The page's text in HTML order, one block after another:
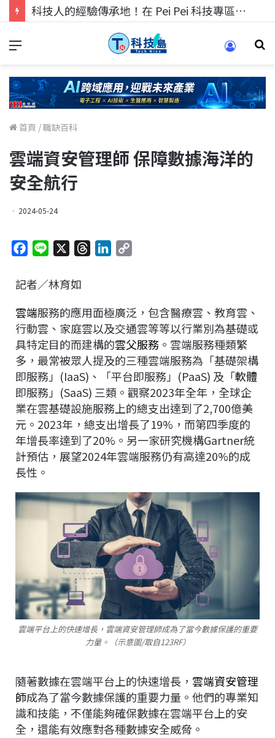
科技人的經驗傳承地！在 Pei Pei 科技專區，與學弟妹交流最硬核的技術
首頁 /職缺百科
雲端資安管理師 保障數據海洋的
安全航行
2024-05-24
c
b
o
o
k
n
a
d
s
e
d
I
n
L
i
n
k
記者／林育如
雲端服務的應用面極廣泛，包含醫療雲、教育雲、
行動雲、家庭雲以及交通雲等等以行業別為基礎或
具特定目的而建構的雲父服務 。雲端服務種類繁
多，最常被眾人提及的三種雲端服務為「基礎架構
即服務」(IaaS)、「平台即服務」(PaaS) 及「軟體
即服務」(SaaS) 三類。觀察2023年全年，全球企
業在雲基礎設施服務上的總支出達到了2,700億美
元。2023年，總支出增長了19%，而第四季度的
年增長率達到了20%。另一家研究機構Gartner統
計預估，展望2024年雲端服務仍有高達20%的成
長性。
雲端平台上的快速增長，雲端資安管理師成為了當今數據保護的重要
力量。（示意圖/取自123RF）
隨著數據在雲端平台上的快速增長， 雲端資安管理
師成為了當今數據保護的重要力量。他們的專業知
識和技能，不僅能夠確保數據在雲端平台上的安
全，還能有效應對各種數據安全威脅。